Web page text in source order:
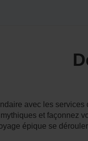
avec les
et façonnez
épique se